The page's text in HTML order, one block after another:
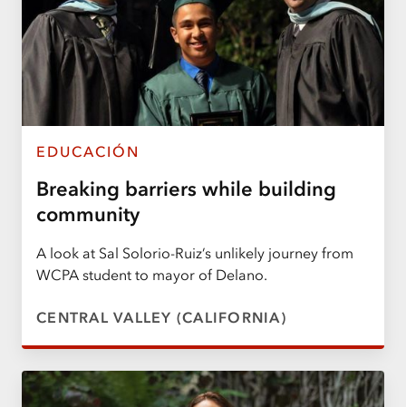
EDUCACIÓN
Breaking barriers while building
community
A look at Sal Solorio-Ruiz’s unlikely journey from
WCPA student to mayor of Delano.
CENTRAL VALLEY (CALIFORNIA)